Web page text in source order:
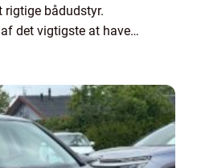
rigtige bådudstyr.
det vigtigste at have